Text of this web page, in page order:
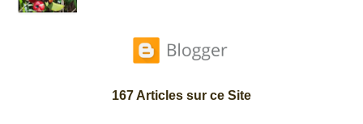
167 Articles sur ce Site